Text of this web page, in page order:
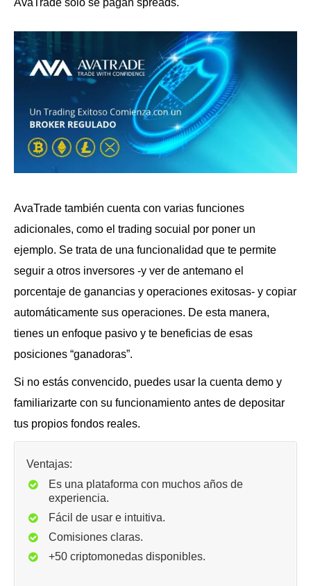
AvaTrade sólo se pagan spreads.
AvaTrade también cuenta con varias funciones
adicionales, como el trading socuial por poner un
ejemplo. Se trata de una funcionalidad que te permite
seguir a otros inversores -y ver de antemano el
porcentaje de ganancias y operaciones exitosas- y copiar
automáticamente sus operaciones. De esta manera,
tienes un enfoque pasivo y te beneficias de esas
posiciones “ganadoras”.
Si no estás convencido, puedes usar la cuenta demo y
familiarizarte con su funcionamiento antes de depositar
tus propios fondos reales.
Ventajas:
Es una plataforma con muchos años de
experiencia.
Fácil de usar e intuitiva.
Comisiones claras.
+50 criptomonedas disponibles.